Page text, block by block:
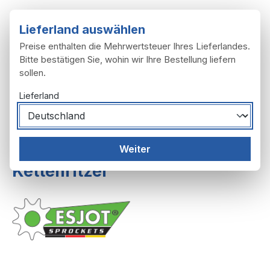
Kettenritzel
Lieferland auswählen
Preise enthalten die Mehrwertsteuer Ihres Lieferlandes.
Bitte bestätigen Sie, wohin wir Ihre Bestellung liefern
sollen.
Lieferland
Weiter